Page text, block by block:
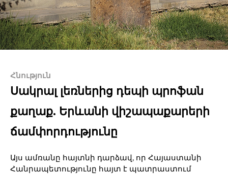
Հնություն
Սակրալ լեռներից դեպի պրոֆան
քաղաք. Երևանի վիշապաքարերի
ճամփորդությունը
Այս ամռանը հայտնի դարձավ, որ Հայաստանի
Հանրապետությունը հայտ է պատրաստում